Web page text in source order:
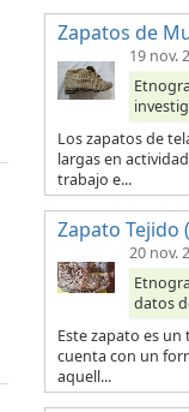
Zapatos de
19 nov.
Los zapatos de
largas en
trabajo e...
Zapato Tejido
20 nov.
datos
Este zapato es
cuenta con un
aquell...